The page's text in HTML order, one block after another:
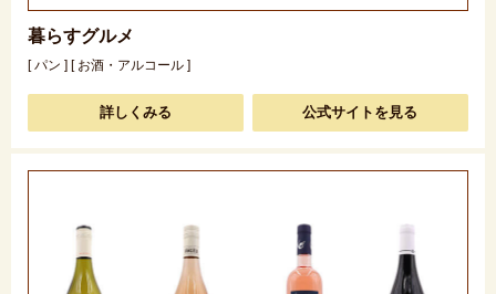
暮らすグルメ
[ パン ] [ お酒・アルコール ]
詳しくみる 公式サイトを見る